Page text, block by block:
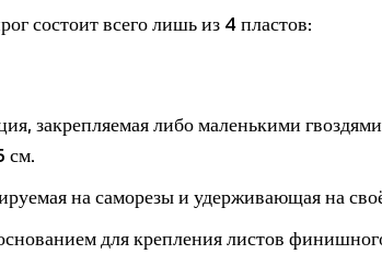
состоит всего лишь из 4 пластов:
закрепляемая либо маленькими
см.
на саморезы и удерживающая на
для крепления листов